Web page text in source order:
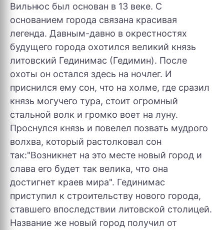
Вильнюс был основан в 13 веке. С
основанием города связана красивая
легенда. Давным-давно в окрестностях
будущего города охотился великий князь
литовский Гединимас (Гедимин). После
охоты он остался здесь на ночлег. И
приснился ему сон, что на холме, где сразил
князь могучего тура, стоит огромный
стальной волк и громко воет на луну.
Проснулся князь и повелел позвать мудрого
волхва, который растолковал сон
так:"Возникнет на это месте новый город и
слава его будет так велика, что она
достигнет краев мира". Гединимас
приступил к строительству нового города,
ставшего впоследствии литовской столицей.
Название же новый город получил от